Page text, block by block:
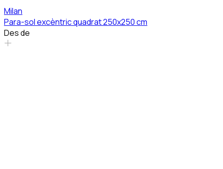
Milan
Para-sol excèntric quadrat 250x250 cm
Des de